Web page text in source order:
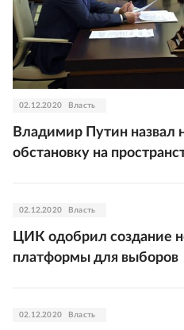
02.12.2020 Власть
Владимир Путин назвал
обстановку на
02.12.2020 Власть
ЦИК одобрил создание
платформы для выборов
02.12.2020 Власть